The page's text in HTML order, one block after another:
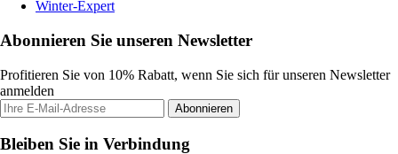
Winter-Expert
Abonnieren Sie unseren Newsletter
Profitieren Sie von 10% Rabatt, wenn Sie sich für unseren Newsletter
anmelden
Abonnieren
Bleiben Sie in Verbindung